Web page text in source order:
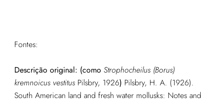
Fontes:
Descrição original: (como Strophocheilus (Borus)
kremnoicus vestitusPilsbry, 1926) Pilsbry, H. A. (1926).
South American land and fresh water mollusks: Notes and